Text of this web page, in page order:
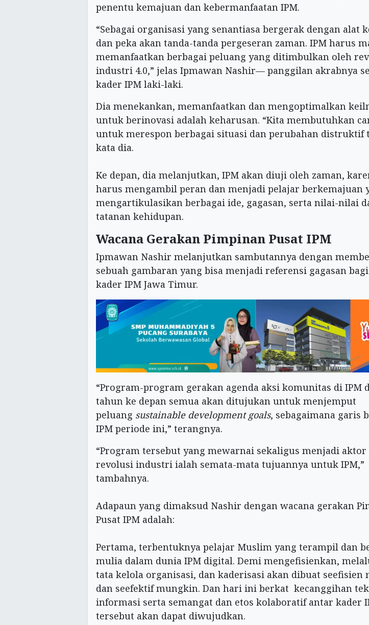
penentu kemajuan dan kebermanfaatan IPM.
“Sebagai organisasi yang senantiasa bergerak dengan alat
dan peka akan tanda-tanda pergeseran zaman. IPM harus
memanfaatkan berbagai peluang yang ditimbulkan oleh
industri 4.0,” jelas Ipmawan Nashir— panggilan akrabnya
kader IPM laki-laki.
Dia menekankan, memanfaatkan dan mengoptimalkan
untuk berinovasi adalah keharusan. “Kita membutuhkan
untuk merespon berbagai situasi dan perubahan distruktif
kata dia.
Ke depan, dia melanjutkan, IPM akan diuji oleh zaman,
harus mengambil peran dan menjadi pelajar berkemajuan
mengartikulasikan berbagai ide, gagasan, serta nilai-nilai
tatanan kehidupan.
Wacana Gerakan Pimpinan Pusat IPM
Ipmawan Nashir melanjutkan sambutannya dengan
sebuah gambaran yang bisa menjadi referensi gagasan
kader IPM Jawa Timur.
“Program-program gerakan agenda aksi komunitas di IPM
tahun ke depan semua akan ditujukan untuk menjemput
peluang sustainable development goals, sebagaimana garis
IPM periode ini,” terangnya.
“Program tersebut yang mewarnai sekaligus menjadi aktor
revolusi industri ialah semata-mata tujuannya untuk IPM,”
tambahnya.
Adapaun yang dimaksud Nashir dengan wacana gerakan
Pusat IPM adalah:
Pertama, terbentuknya pelajar Muslim yang terampil dan
mulia dalam dunia IPM digital. Demi mengefisienkan,
tata kelola organisasi, dan kaderisasi akan dibuat seefisien
dan seefektif mungkin. Dan hari ini berkat kecanggihan
informasi serta semangat dan etos kolaboratif antar kader
tersebut akan dapat diwujudkan.